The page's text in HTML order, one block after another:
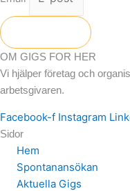
OM GIGS FOR HER
Vi hjälper företag och
arbetsgivaren.
Facebook-f Instagram
Sidor
Hem
Spontanansökan
Aktuella Gigs